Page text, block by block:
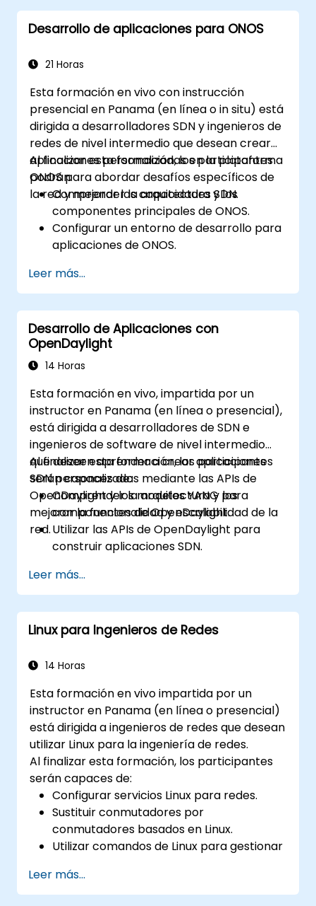
Desarrollo de aplicaciones para ONOS
21 Horas
Esta formación en vivo con instrucción
presencial en Panama (en línea o in situ) está
dirigida a desarrolladores SDN y ingenieros de
redes de nivel intermedio que desean crear
aplicaciones personalizadas en la plataforma
ONOS para abordar desafíos específicos de
la red y mejorar las capacidades SDN.
Al finalizar esta formación, los participantes
podrán:
Comprender la arquitectura y los
componentes principales de ONOS.
Configurar un entorno de desarrollo para
aplicaciones de ONOS.
aplicaciones de ONOS para gestionar
redes SDN.
Integrar aplicaciones de ONOS con
sistemas externos y APIs.
Diagnosticar y optimizar aplicaciones de
ONOS para garantizar su rendimiento y
Leer más...
Desarrollo de Aplicaciones con
OpenDaylight
14 Horas
Esta formación en vivo, impartida por un
instructor en Panama (en línea o presencial),
está dirigida a desarrolladores de SDN e
ingenieros de software de nivel intermedio
que deseen aprender a crear aplicaciones
SDN personalizadas mediante las APIs de
OpenDaylight y los modelos YANG para
mejorar la funcionalidad y escalabilidad de la
red.
Al finalizar esta formación, los participantes
serán capaces de:
Comprender la arquitectura y los
componentes de OpenDaylight.
Utilizar las APIs de OpenDaylight para
construir aplicaciones SDN.
personalizar la red.
Desplegar, probar y depurar aplicaciones
personalizadas en un entorno
OpenDaylight.
externos y dispositivos de red.
Leer más...
Linux para Ingenieros de Redes
14 Horas
Esta formación en vivo impartida por un
instructor en Panama (en línea o presencial)
está dirigida a ingenieros de redes que desean
utilizar Linux para la ingeniería de redes.
Al finalizar esta formación, los participantes
serán capaces de:
Configurar servicios Linux para redes.
Sustituir conmutadores por
conmutadores basados en Linux.
Utilizar comandos de Linux para gestionar
Configurar una SDN para automatizar el
mantenimiento de la red.
Leer más...